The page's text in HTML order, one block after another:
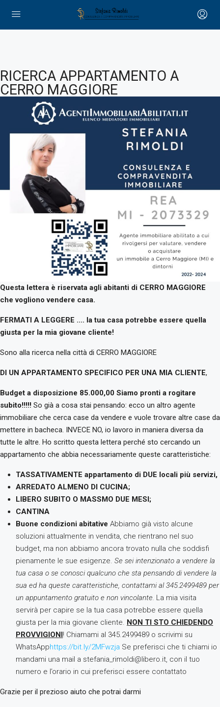
RICERCA APPARTAMENTO A
CERRO MAGGIORE
Questa lettera è riservata agli abitanti di CERRO MAGGIORE
che vogliono vendere casa.
FERMATI A LEGGERE .... la tua casa potrebbe essere quella
giusta per la mia giovane cliente!
Sono alla ricerca nella città di CERRO MAGGIORE
DI UN APPARTAMENTO SPECIFICO PER UNA MIA CLIENTE,
Budget a disposizione 85.000,00 Siamo pronti a rogitare
subito!!!!! So già a cosa stai pensando: ecco un altro agente
immobiliare che cerca case da vendere e vuole trovare altre case da
mettere in bacheca. INVECE NO, io lavoro in maniera diversa da
tutte le altre. Ho scritto questa lettera perché sto cercando un
appartamento che abbia necessariamente queste caratteristiche:
TASSATIVAMENTE appartamento di DUE locali più servizi,
ARREDATO ALMENO DI CUCINA;
LIBERO SUBITO O MASSMO DUE MESI;
CANTINA
Buone condizioni abitative Abbiamo già visto alcune
soluzioni attualmente in vendita, che rientrano nel suo
budget, ma non abbiamo ancora trovato nulla che soddisfi
pienamente le sue esigenze. Se sei intenzionato a vendere la
tua casa o se conosci qualcuno che sta pensando di vendere la
sua ed ha queste caratteristiche, contattami al 345.2499489 per
un appuntamento gratuito e non vincolante. La mia visita
servirà per capire se la tua casa potrebbe essere quella
giusta per la mia giovane cliente. NON TI STO CHIEDENDO
PROVVIGIONI! Chiamami al 345.2499489 o scrivimi su
WhatsApphttps://bit.ly/2MFwzja Se preferisci che ti chiami io
mandami una mail a stefania_rimoldi@libero.it, con il tuo
numero e l’orario in cui preferisci essere contattato
Grazie per il prezioso aiuto che potrai darmi